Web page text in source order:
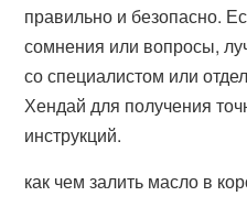
правильно и безопасно.
сомнения или вопросы,
со специалистом или
Хендай для получения
инструкций.
как чем залить масло в